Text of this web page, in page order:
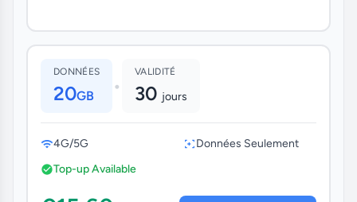
DONNÉES
20GB •
VALIDITÉ
30 jours
4G/5G
Données Seulement
Top-up Available